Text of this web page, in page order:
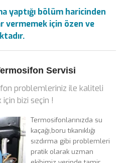
yaptığı bölüm haricinden
vermemek için özen ve
Servisi
problemleriniz ile kaliteli
bizi seçin !
Termosifonlarınızda su
kaçağı,boru tıkanıklığı
sızdırma gibi problemleri
pratik olarak uzman